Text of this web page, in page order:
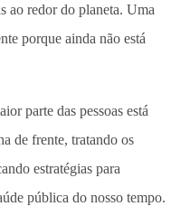
ao redor do planeta. Uma
porque ainda não está
parte das pessoas está
de frente, tratando os
estratégias para
pública do nosso tempo.